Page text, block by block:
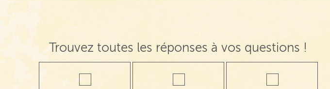
Trouvez toutes les réponses à vos questions !